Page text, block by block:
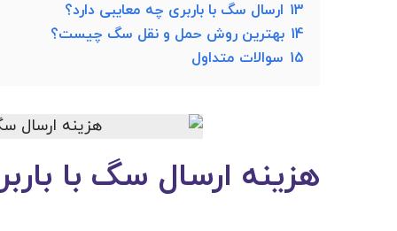
13 ارسال سگ با باربری چه معایبی دارد؟
14 بهترین روش حمل و نقل سگ چیست؟
15 سوالات متداول
هزینه ارسال سگ با